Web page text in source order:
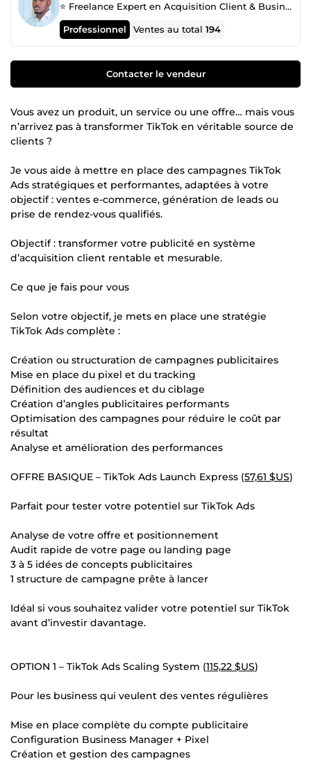
⭐ Freelance Expert en Acquisition Client & Business Development
Professionnel Ventes au total194
Contacter le vendeur
Vous avez un produit, un service ou une offre… mais vous
n’arrivez pas à transformer TikTok en véritable source de
clients ?
Je vous aide à mettre en place des campagnes TikTok
Ads stratégiques et performantes, adaptées à votre
objectif : ventes e-commerce, génération de leads ou
prise de rendez-vous qualifiés.
Objectif : transformer votre publicité en système
d’acquisition client rentable et mesurable.
Ce que je fais pour vous
Selon votre objectif, je mets en place une stratégie
TikTok Ads complète :
Création ou structuration de campagnes publicitaires
Mise en place du pixel et du tracking
Définition des audiences et du ciblage
Création d’angles publicitaires performants
Optimisation des campagnes pour réduire le coût par
résultat
Analyse et amélioration des performances
OFFRE BASIQUE – TikTok Ads Launch Express (57,61 $US)
Parfait pour tester votre potentiel sur TikTok Ads
Analyse de votre offre et positionnement
Audit rapide de votre page ou landing page
3 à 5 idées de concepts publicitaires
1 structure de campagne prête à lancer
Idéal si vous souhaitez valider votre potentiel sur TikTok
avant d’investir davantage.
OPTION 1 – TikTok Ads Scaling System (115,22 $US)
Pour les business qui veulent des ventes régulières
Mise en place complète du compte publicitaire
Configuration Business Manager + Pixel
Création et gestion des campagnes